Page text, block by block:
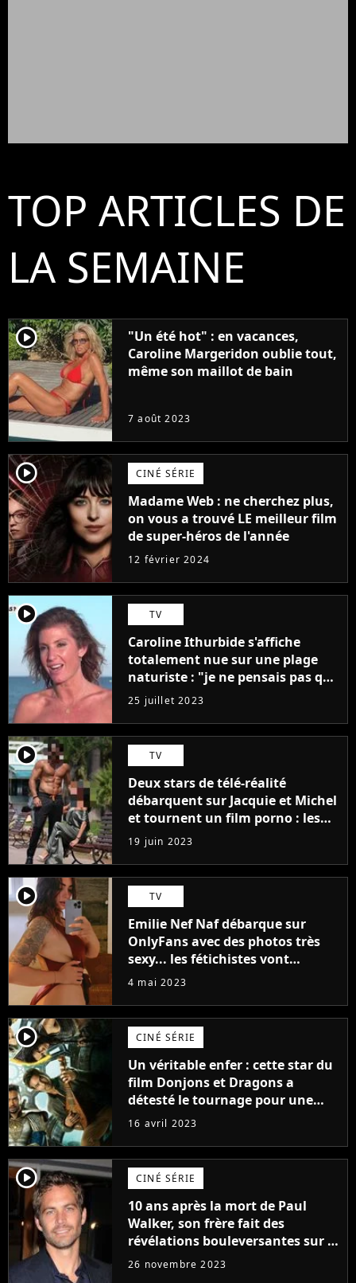
TOP ARTICLES DE
LA SEMAINE
player2
"Un été hot" : en vacances,
Caroline Margeridon oublie tout,
même son maillot de bain
7 août 2023
player2 CINÉ SÉRIE
Madame Web : ne cherchez plus,
on vous a trouvé LE meilleur film
de super-héros de l'année
12 février 2024
player2 TV
Caroline Ithurbide s'affiche
totalement nue sur une plage
naturiste : "je ne pensais pas que
j'arriverais à le faire..."
25 juillet 2023
player2 TV
Deux stars de télé-réalité
débarquent sur Jacquie et Michel
et tournent un film porno : les
premières images du tournage
(exclu)
19 juin 2023
player2 TV
Emilie Nef Naf débarque sur
OnlyFans avec des photos très
sexy... les fétichistes vont
prendre leur pied !
4 mai 2023
player2 CINÉ SÉRIE
Un véritable enfer : cette star du
film Donjons et Dragons a
détesté le tournage pour une
raison très spéciale
16 avril 2023
player2 CINÉ SÉRIE
10 ans après la mort de Paul
Walker, son frère fait des
révélations bouleversantes sur la
réaction des acteurs de Fast and
26 novembre 2023